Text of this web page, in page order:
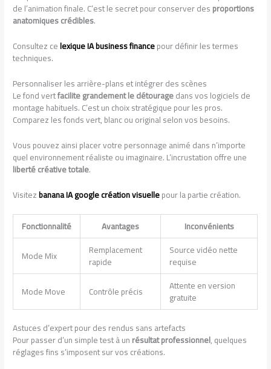
de l’animation finale. C’est le secret pour conserver desproportions
anatomiques crédibles.
Consultez celexique IA business financepour définir les termes
techniques.
Personnaliser les arrière-plans et intégrer des scènes
Le fond vertfacilite grandement le détouragedans vos logiciels de
montage habituels. C’est un choix stratégique pour les pros.
Comparez les fonds vert, blanc ou original selon vos besoins.
Vous pouvez ainsi placer votre personnage animé dans n’importe
quel environnement réaliste ou imaginaire. L’incrustation offre une
liberté créative totale.
Visitezbanana IA google création visuellepour la partie création.
Fonctionnalité
Avantages
Inconvénients
Mode Mix
Remplacement
rapide
Source vidéo nette
requise
Mode Move
Contrôle précis Attente en version
gratuite
Astuces d’expert pour des rendus sans artefacts
Pour passer d’un simple test à unrésultat professionnel, quelques
réglages fins s’imposent sur vos créations.